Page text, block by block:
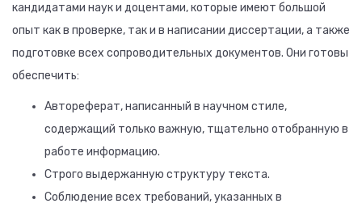
кандидатами наук и доцентами, которые имеют большой
опыт как в проверке, так и в написании диссертации, а также
подготовке всех сопроводительных документов. Они готовы
обеспечить:
Автореферат, написанный в научном стиле,
содержащий только важную, тщательно отобранную в
работе информацию.
Строго выдержанную структуру текста.
Соблюдение всех требований, указанных в